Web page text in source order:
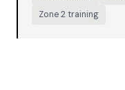
Zone 2 training